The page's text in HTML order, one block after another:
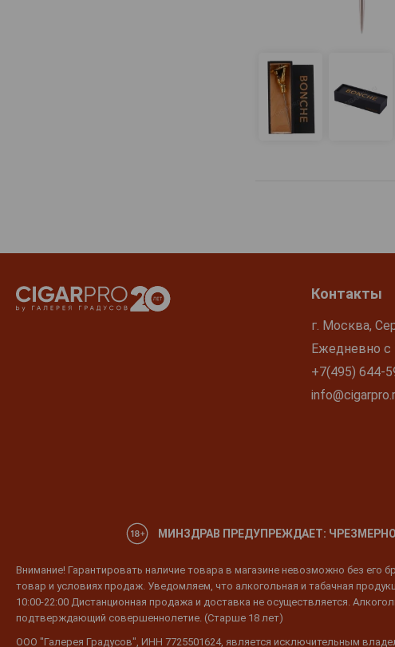
Контакты
г. Москва,
Ежедневно с
+7(495) 644-
МИНЗДРАВ ПРЕДУПРЕЖДАЕТ:
Внимание! Гарантировать наличие товара в магазине невозможно без его
товар и условиях продаж. Уведомляем, что алкогольная и табачная
10:00-22:00 Дистанционная продажа и доставка не осуществляется.
подтверждающий совершеннолетие. (Старше 18 лет)
ООО "Галерея Градусов", ИНН 7725501624, является исключительным